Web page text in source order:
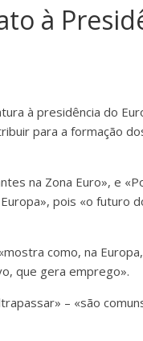
à
à presidência do
para a formação
na Zona Euro», e
pois «o futuro
como, na
que gera emprego».
– «são